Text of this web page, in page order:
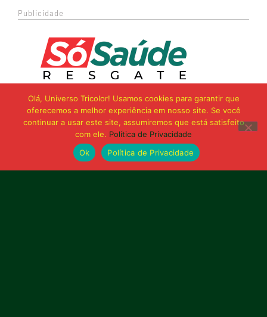
Publicidade
Olá, Universo Tricolor! Usamos cookies para garantir que
oferecemos a melhor experiência em nosso site. Se você
continuar a usar este site, assumiremos que está satisfeito
com ele. Política de Privacidade
Ok
Política de Privacidade